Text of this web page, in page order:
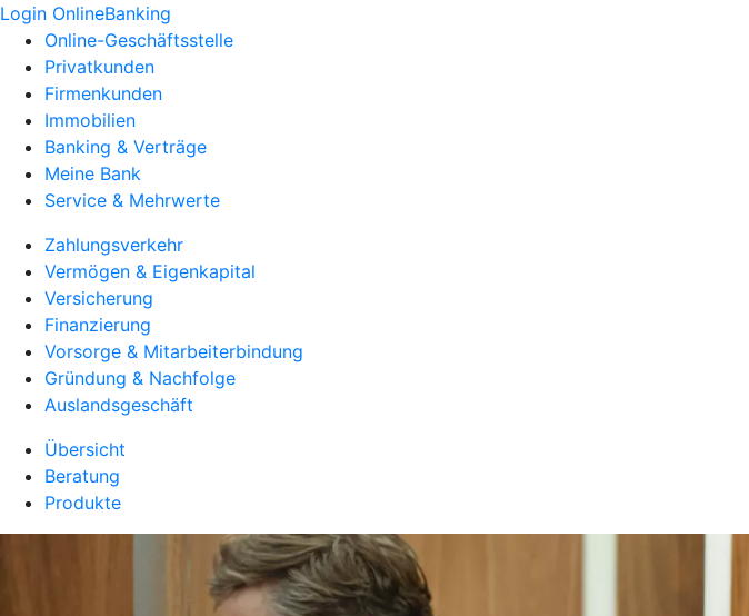
Login OnlineBanking
Online-Geschäftsstelle
Privatkunden
Firmenkunden
Immobilien
Banking & Verträge
Meine Bank
Service & Mehrwerte
Zahlungsverkehr
Vermögen & Eigenkapital
Versicherung
Finanzierung
Vorsorge & Mitarbeiterbindung
Gründung & Nachfolge
Auslandsgeschäft
Übersicht
Beratung
Produkte